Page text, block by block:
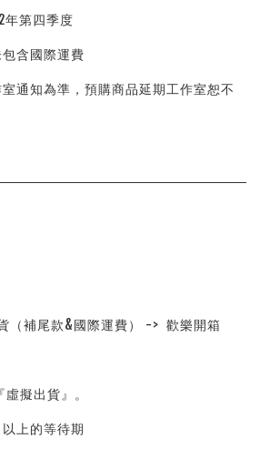
第四季度
含國際運費
通知為準，預購商品延期工作室恕不
（補尾款&國際運費） ->  歡樂開箱
擬出貨』。
上的等待期